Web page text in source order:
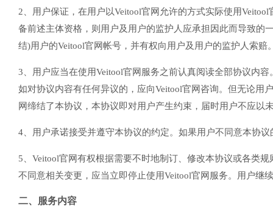
2、用户保证，在用户以Veitool官网允许的方式实际使用
备前述主体资格，则用户及用户的监护人应承担因此而导致的
结)用户的Veitool官网帐号，并有权向用户及用户的监护人索赔
3、用户应当在使用Veitool官网服务之前认真阅读全部协议内
如对协议内容有任何异议的，应向Veitool官网咨询。但无论用
网缔结了本协议，本协议即对用户产生约束，届时用户不应以
4、用户承诺接受并遵守本协议的约定。如果用户不同意本协
5、Veitool官网有权根据需要不时地制订、修改本协议或各类
不同意相关变更，应当立即停止使用Veitool官网服务。用户继
二、服务内容